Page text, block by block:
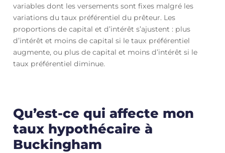
variables dont les versements sont fixes malgré les
variations du taux préférentiel du prêteur. Les
proportions de capital et d’intérêt s’ajustent : plus
d’intérêt et moins de capital si le taux préférentiel
augmente, ou plus de capital et moins d’intérêt si le
taux préférentiel diminue.
Qu’est-ce qui affecte mon
taux hypothécaire à
Buckingham